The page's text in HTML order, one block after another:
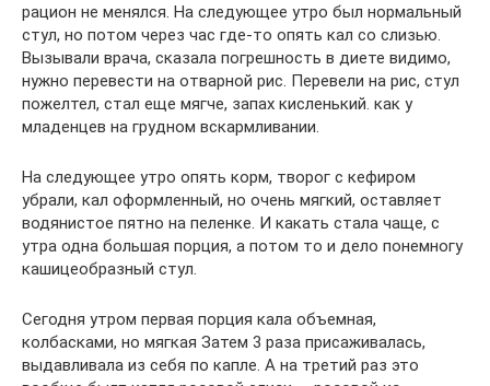
рацион не менялся. На следующее утро был нормальный
стул, но потом через час где-то опять кал со слизью.
Вызывали врача, сказала погрешность в диете видимо,
нужно перевести на отварной рис. Перевели на рис, стул
пожелтел, стал еще мягче, запах кисленький. как у
младенцев на грудном вскармливании.
На следующее утро опять корм, творог с кефиром
убрали, кал оформленный, но очень мягкий, оставляет
водянистое пятно на пеленке. И какать стала чаще, с
утра одна большая порция, а потом то и дело понемногу
кашицеобразный стул.
Сегодня утром первая порция кала объемная,
колбасками, но мягкая Затем 3 раза присаживалась,
выдавливала из себя по капле. А на третий раз это